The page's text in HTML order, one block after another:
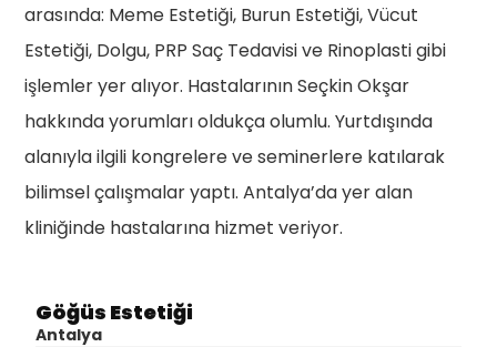
Göğüs Estetiği
Antalya
arasında: Meme Estetiği, Burun Estetiği, Vücut
Estetiği, Dolgu, PRP Saç Tedavisi ve Rinoplasti gibi
işlemler yer alıyor. Hastalarının Seçkin Okşar
hakkında yorumları oldukça olumlu. Yurtdışında
alanıyla ilgili kongrelere ve seminerlere katılarak
bilimsel çalışmalar yaptı. Antalya’da yer alan
kliniğinde hastalarına hizmet veriyor.